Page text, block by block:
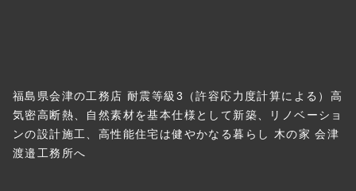
福島県会津の工務店 耐震等級3（許容応力度計算による）高
気密高断熱、自然素材を基本仕様として新築、リノベーショ
ンの設計施工、高性能住宅は健やかなる暮らし 木の家 会津
渡邉工務所へ